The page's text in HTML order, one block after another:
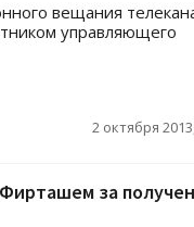
вещания
управляющего
2 октября
за